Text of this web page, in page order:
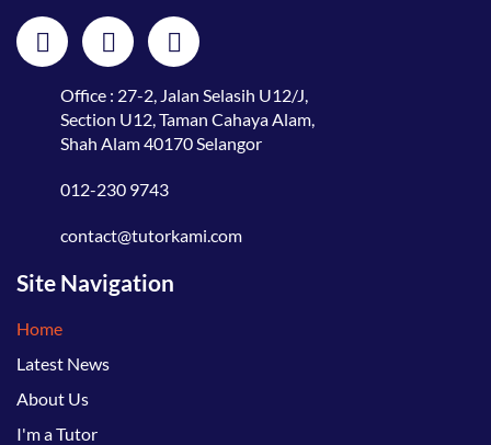
Office : 27-2, Jalan Selasih U12/J,
Section U12, Taman Cahaya Alam,
Shah Alam 40170 Selangor
012-230 9743
contact@tutorkami.com
Site Navigation
Home
Latest News
About Us
I'm a Tutor